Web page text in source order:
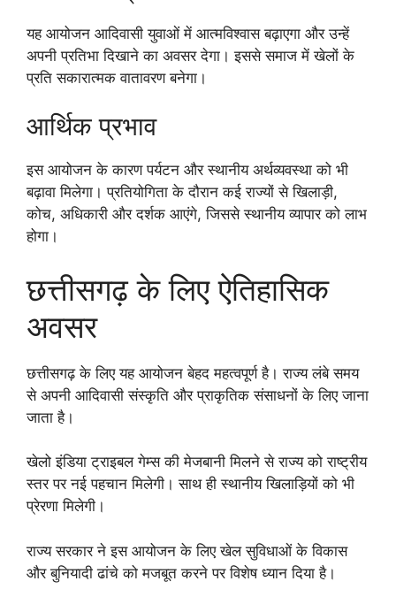
यह आयोजन आदिवासी युवाओं में आत्मविश्वास बढ़ाएगा और उन्हें
अपनी प्रतिभा दिखाने का अवसर देगा। इससे समाज में खेलों के
प्रति सकारात्मक वातावरण बनेगा।
आर्थिक प्रभाव
इस आयोजन के कारण पर्यटन और स्थानीय अर्थव्यवस्था को भी
बढ़ावा मिलेगा। प्रतियोगिता के दौरान कई राज्यों से खिलाड़ी,
कोच, अधिकारी और दर्शक आएंगे, जिससे स्थानीय व्यापार को लाभ
होगा।
छत्तीसगढ़ के लिए ऐतिहासिक
अवसर
छत्तीसगढ़ के लिए यह आयोजन बेहद महत्वपूर्ण है। राज्य लंबे समय
से अपनी आदिवासी संस्कृति और प्राकृतिक संसाधनों के लिए जाना
जाता है।
खेलो इंडिया ट्राइबल गेम्स की मेजबानी मिलने से राज्य को राष्ट्रीय
स्तर पर नई पहचान मिलेगी। साथ ही स्थानीय खिलाड़ियों को भी
प्रेरणा मिलेगी।
राज्य सरकार ने इस आयोजन के लिए खेल सुविधाओं के विकास
और बुनियादी ढांचे को मजबूत करने पर विशेष ध्यान दिया है।